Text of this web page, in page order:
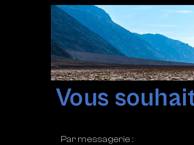
Vous
Par messagerie :